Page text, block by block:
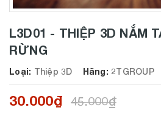
L3D01 - THIỆP 3D NẮM
RỪNG
Loại: Thiệp 3D Hãng: 2TGROUP
30.000₫ 45.000₫